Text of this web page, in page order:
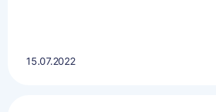
15.07.2022